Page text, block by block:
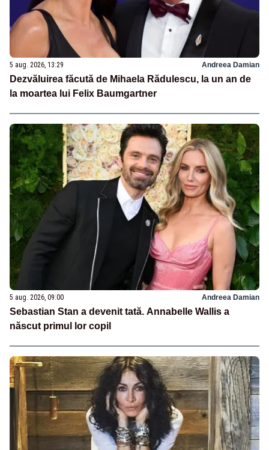
5 aug. 2026, 13:29 Andreea Damian
Dezvăluirea făcută de Mihaela Rădulescu, la un an de
la moartea lui Felix Baumgartner
5 aug. 2026, 09:00 Andreea Damian
Sebastian Stan a devenit tată. Annabelle Wallis a
născut primul lor copil